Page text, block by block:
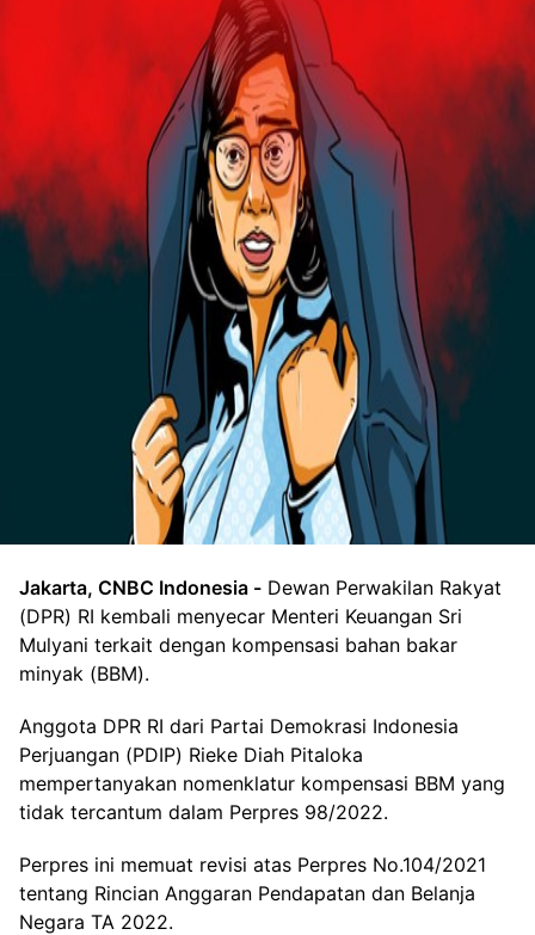
Foto: Infografis/RI Ketiban Sial Resesi Amerika, Kok Bisa Bu Sri
Mulyani?/Aristya Rahadian
Jakarta, CNBC Indonesia - Dewan Perwakilan Rakyat
(DPR) RI kembali menyecar Menteri Keuangan Sri
Mulyani terkait dengan kompensasi bahan bakar
minyak (BBM).
Anggota DPR RI dari Partai Demokrasi Indonesia
Perjuangan (PDIP) Rieke Diah Pitaloka
mempertanyakan nomenklatur kompensasi BBM yang
tidak tercantum dalam Perpres 98/2022.
Perpres ini memuat revisi atas Perpres No.104/2021
tentang Rincian Anggaran Pendapatan dan Belanja
Negara TA 2022.